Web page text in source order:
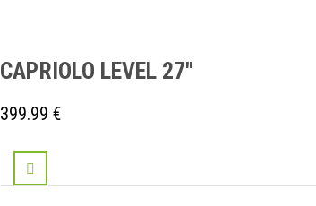
CAPRIOLO LEVEL 27″
399.99 €